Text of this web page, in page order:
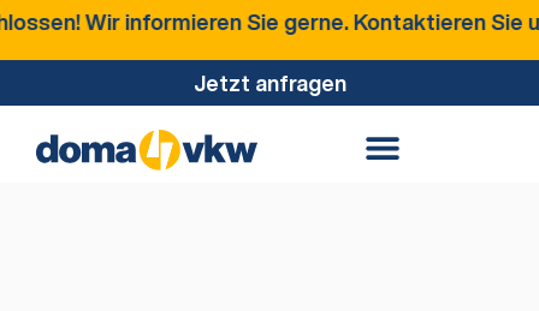
Sie gerne. Kontaktieren Sie uns für mehr
Jetzt anfragen